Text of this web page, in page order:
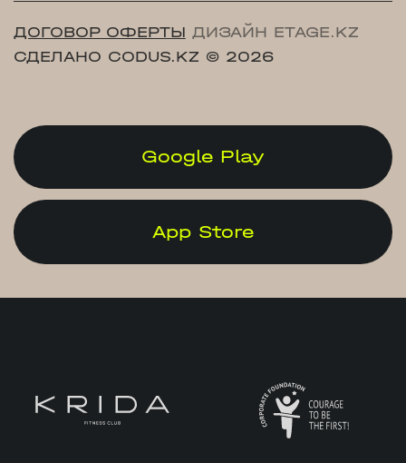
ДОГОВОР ОФЕРТЫ ДИЗАЙН ETAGE.KZ
СДЕЛАНО CODUS.KZ © 2026
Google Play
App Store